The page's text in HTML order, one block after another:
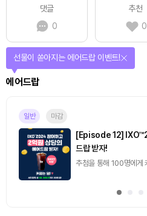
댓글
0
추천
0
에어드랍
선물이 쏟아지는 에어드랍 이벤트!
일반 마감
[Episode 12]
드랍 받자!
추첨을 통해 100명에게